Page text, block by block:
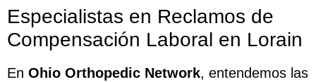
Especialistas en Reclamos de
Compensación Laboral en Lorain
En Ohio Orthopedic Network, entendemos las